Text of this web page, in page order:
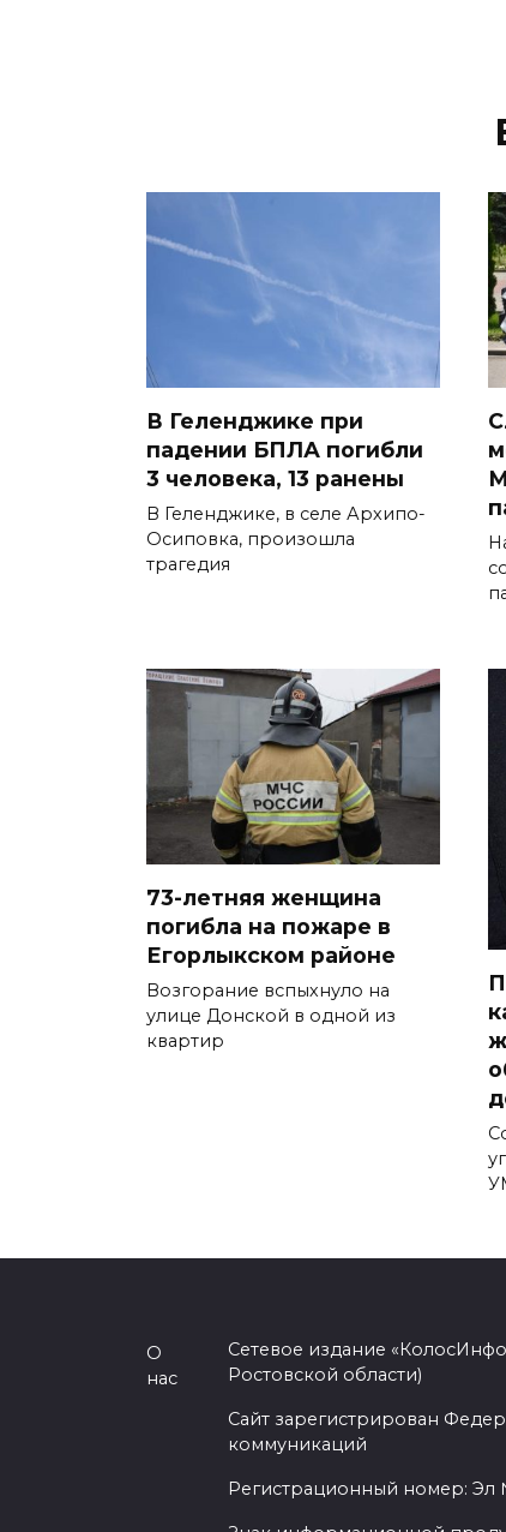
В Геленджике при
падении БПЛА погибли
3 человека, 13 ранены
В Геленджике, в селе Архипо-
Осиповка, произошла
трагедия
73-летняя женщина
погибла на пожаре в
Егорлыкском районе
Возгорание вспыхнуло на
улице Донской в одной из
квартир
О
нас
Сетевое издание
Ростовской области)
Сайт зарегистрирован
коммуникаций
Регистрационный номер: Эл